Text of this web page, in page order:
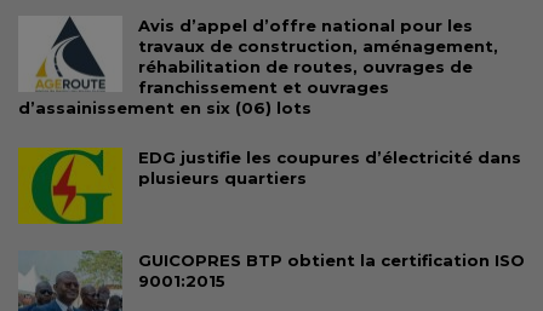
Avis d’appel d’offre national pour les
travaux de construction, aménagement,
réhabilitation de routes, ouvrages de
franchissement et ouvrages
d’assainissement en six (06) lots
EDG justifie les coupures d’électricité dans
plusieurs quartiers
GUICOPRES BTP obtient la certification ISO
9001:2015